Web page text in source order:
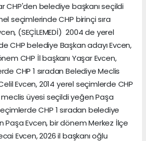
CHP'den belediye başkanı seçildi
seçimlerinde CHP birinçi sıra
(SEÇİLEMEDİ) 2004 de yerel
CHP belediye Başkan adayı Evcen,
CHP İl başkanı Yaşar Evcen,
CHP 1 sıradan Belediye Meclis
Evcen, 2014 yerel seçimlerde CHP
meclis üyesi seçildi yeğen Paşa
CHP 1 sıradan belediye
Paşa Evcen, bir dönem Merkez İlçe
Evcen, 2026 il başkanı oğlu